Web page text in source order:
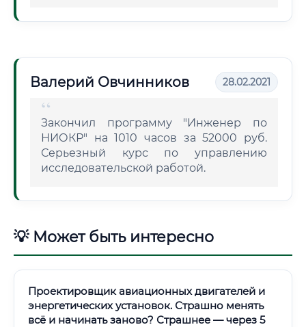
Валерий Овчинников 28.02.2021
Закончил программу "Инженер по
НИОКР" на 1010 часов за 52000 руб.
Серьезный курс по управлению
исследовательской работой.
💡 Может быть интересно
Проектировщик авиационных двигателей и
энергетических установок. Страшно менять
всё и начинать заново? Страшнее — через 5